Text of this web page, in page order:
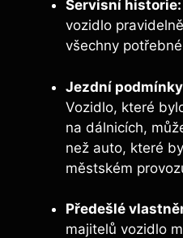
Servisní historie:
vozidlo
všechny
Jezdní
Vozidlo, které
na dálnicích,
než auto, které
městském
Předešlé
majitelů vozidlo